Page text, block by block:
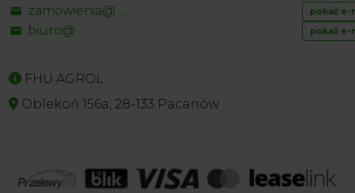
zamowienia@ ... pokaż e-
biuro@ ... pokaż e-
FHU AGROL
Oblekoń 156a, 28-133 Pacanów